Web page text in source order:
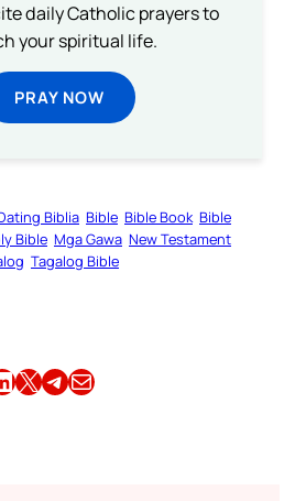
daily Catholic prayers to
your spiritual life.
PRAY NOW
Biblia Bible Bible Book Bible
Bible Mga Gawa New Testament
Tagalog Bible
Share this article on X Share this article on TelegramEmail this Article